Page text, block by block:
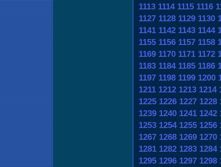
1113 1114 1115 1116
1127 1128 1129 1130
1141 1142 1143 1144
1155 1156 1157 1158
1169 1170 1171 1172
1183 1184 1185 1186
1197 1198 1199 1200
1211 1212 1213 1214
1225 1226 1227 1228
1239 1240 1241 1242
1253 1254 1255 1256
1267 1268 1269 1270
1281 1282 1283 1284
1295 1296 1297 1298